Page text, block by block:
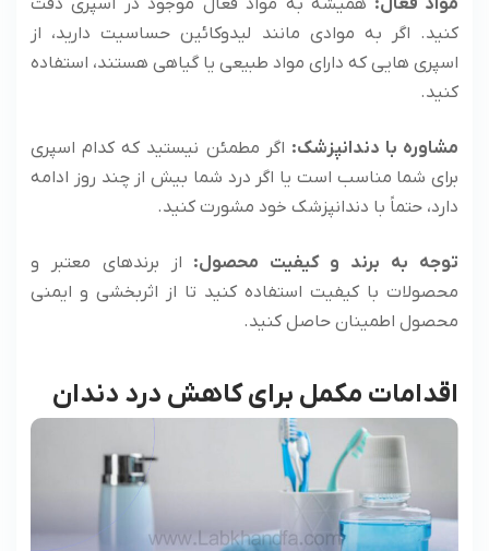
کنید. اگر به موادی مانند لیدوکائین حساسیت دارید، از
اسپری هایی که دارای مواد طبیعی یا گیاهی هستند، استفاده
کنید.
مشاوره با دندانپزشک: اگر مطمئن نیستید که کدام اسپری
برای شما مناسب است یا اگر درد شما بیش از چند روز ادامه
دارد، حتماً با دندانپزشک خود مشورت کنید.
توجه به برند و کیفیت محصول: از برندهای معتبر و
محصولات با کیفیت استفاده کنید تا از اثربخشی و ایمنی
محصول اطمینان حاصل کنید.
اقدامات مکمل برای کاهش درد دندان